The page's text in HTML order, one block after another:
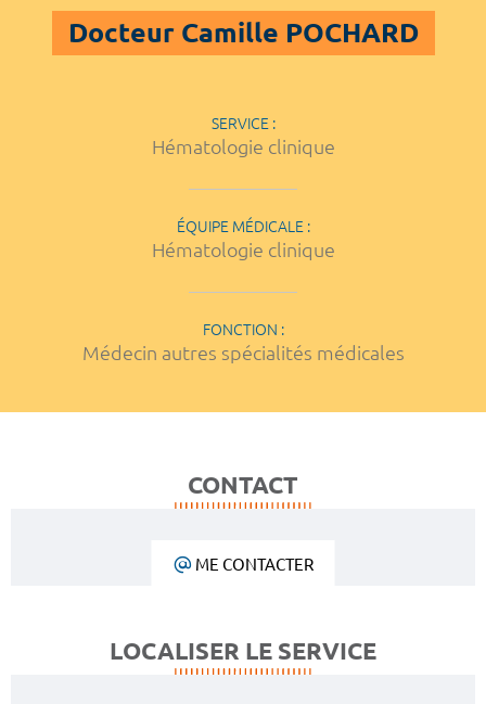
Docteur Camille POCHARD
SERVICE :
Hématologie clinique
ÉQUIPE MÉDICALE :
Hématologie clinique
FONCTION :
Médecin autres spécialités médicales
CONTACT
ME CONTACTER
LOCALISER LE SERVICE